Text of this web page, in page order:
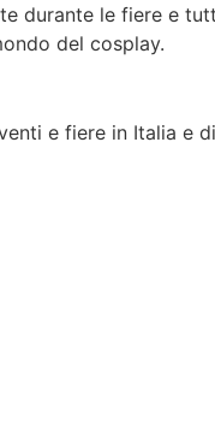
durante le fiere e
del cosplay.
e fiere in Italia e